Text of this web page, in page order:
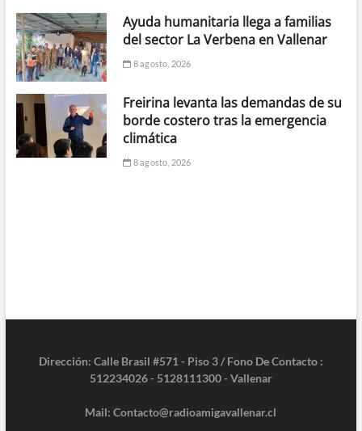
Ayuda humanitaria llega a familias
del sector La Verbena en Vallenar
8 agosto, 2026
Freirina levanta las demandas de su
borde costero tras la emergencia
climática
8 agosto, 2026
Dirección: Calle Brasil #571 - Piso 3 / Fono De Contacto :
512234026 - 5128111300 - Vallenar
Mail: Contacto@radioamigavallenar.cl